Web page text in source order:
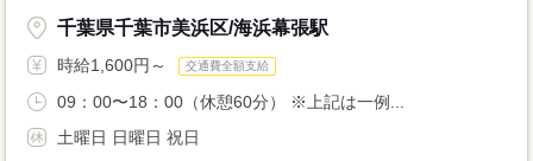
千葉県千葉市美浜区/海浜幕張駅
時給1,600円～ 交通費全額支給
09：00〜18：00（休憩60分） ※上記は一例...
土曜日 日曜日 祝日